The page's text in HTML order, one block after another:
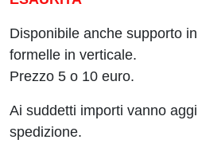
Disponibile anche supporto
formelle in verticale.
Prezzo 5 o 10 euro.
Ai suddetti importi vanno
spedizione.